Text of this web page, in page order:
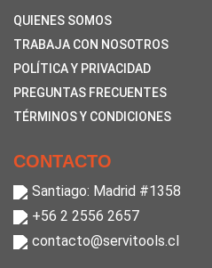
QUIENES SOMOS
TRABAJA CON NOSOTROS
POLÍTICA Y PRIVACIDAD
PREGUNTAS FRECUENTES
TÉRMINOS Y CONDICIONES
CONTACTO
Santiago: Madrid #1358
+56 2 2556 2657
contacto@servitools.cl